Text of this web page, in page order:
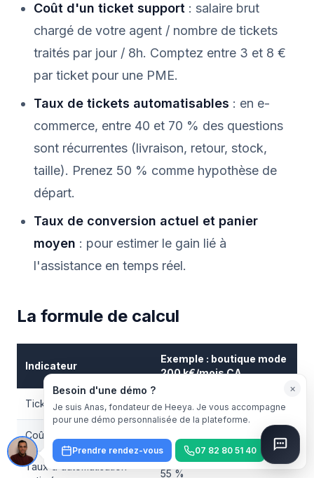
Coût d'un ticket support : salaire brut
chargé de votre agent / nombre de tickets
traités par jour / 8h. Comptez entre 3 et 8 €
par ticket pour une PME.
Taux de tickets automatisables : en e-
commerce, entre 40 et 70 % des questions
sont récurrentes (livraison, retour, stock,
taille). Prenez 50 % comme hypothèse de
départ.
Taux de conversion actuel et panier
moyen : pour estimer le gain lié à
l'assistance en temps réel.
La formule de calcul
Indicateur
Exemple : boutique mode
200 k€/mois CA
Tickets support/mois 800
Coût moyen par ticket
Taux d'automatisation
55 %
×
Besoin d'une démo ?
Je suis Anas, fondateur de Heeya. Je vous accompagne
pour une démo personnalisée de la plateforme.
Prendre rendez-vous 07 82 80 51 40